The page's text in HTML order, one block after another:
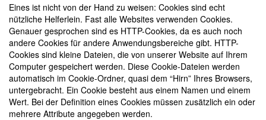
Eines ist nicht von der Hand zu weisen: Cookies sind echt
nützliche Helferlein. Fast alle Websites verwenden Cookies.
Genauer gesprochen sind es HTTP-Cookies, da es auch noch
andere Cookies für andere Anwendungsbereiche gibt. HTTP-
Cookies sind kleine Dateien, die von unserer Website auf Ihrem
Computer gespeichert werden. Diese Cookie-Dateien werden
automatisch im Cookie-Ordner, quasi dem “Hirn” Ihres Browsers,
untergebracht. Ein Cookie besteht aus einem Namen und einem
Wert. Bei der Definition eines Cookies müssen zusätzlich ein oder
mehrere Attribute angegeben werden.